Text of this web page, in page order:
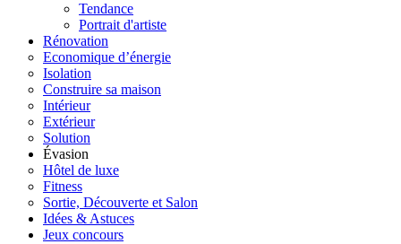
Tendance
Portrait d'artiste
Rénovation
Economique d’énergie
Isolation
Construire sa maison
Intérieur
Extérieur
Solution
Évasion
Hôtel de luxe
Fitness
Sortie, Découverte et Salon
Idées & Astuces
Jeux concours